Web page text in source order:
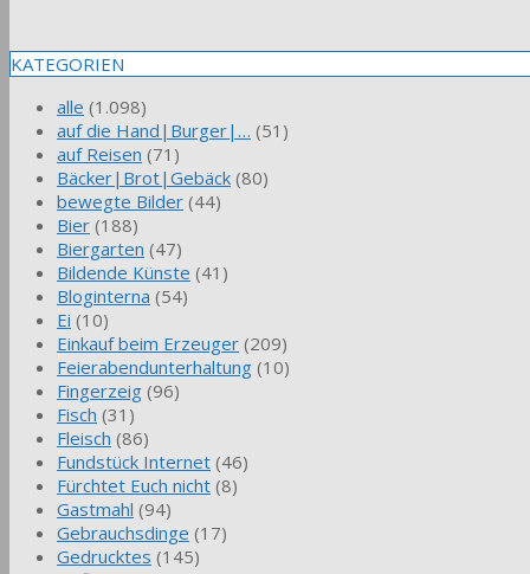
KATEGORIEN
alle (1.098)
auf die Hand|Burger|… (51)
auf Reisen (71)
Bäcker|Brot|Gebäck (80)
bewegte Bilder (44)
Bier (188)
Biergarten (47)
Bildende Künste (41)
Bloginterna (54)
Ei (10)
Einkauf beim Erzeuger (209)
Feierabendunterhaltung (10)
Fingerzeig (96)
Fisch (31)
Fleisch (86)
Fundstück Internet (46)
Fürchtet Euch nicht (8)
Gastmahl (94)
Gebrauchsdinge (17)
Gedrucktes (145)